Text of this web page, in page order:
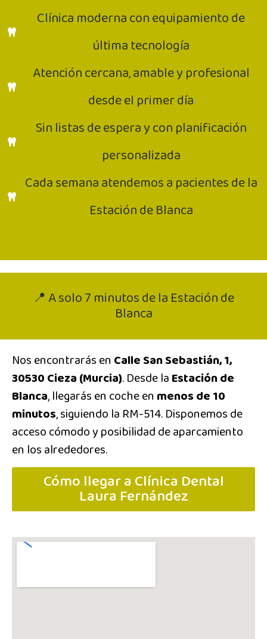
Clínica moderna con equipamiento de
última tecnología
Atención cercana, amable y profesional
desde el primer día
Sin listas de espera y con planificación
personalizada
Cada semana atendemos a pacientes de la
Estación de Blanca
📍 A solo 7 minutos de la Estación de
Blanca
Nos encontrarás en Calle San Sebastián, 1,
30530 Cieza (Murcia). Desde laEstación de
Blanca, llegarás en coche en menos de 10
minutos, siguiendo la RM-514. Disponemos de
acceso cómodo y posibilidad de aparcamiento
en los alrededores.
Cómo llegar a Clínica Dental
Laura Fernández